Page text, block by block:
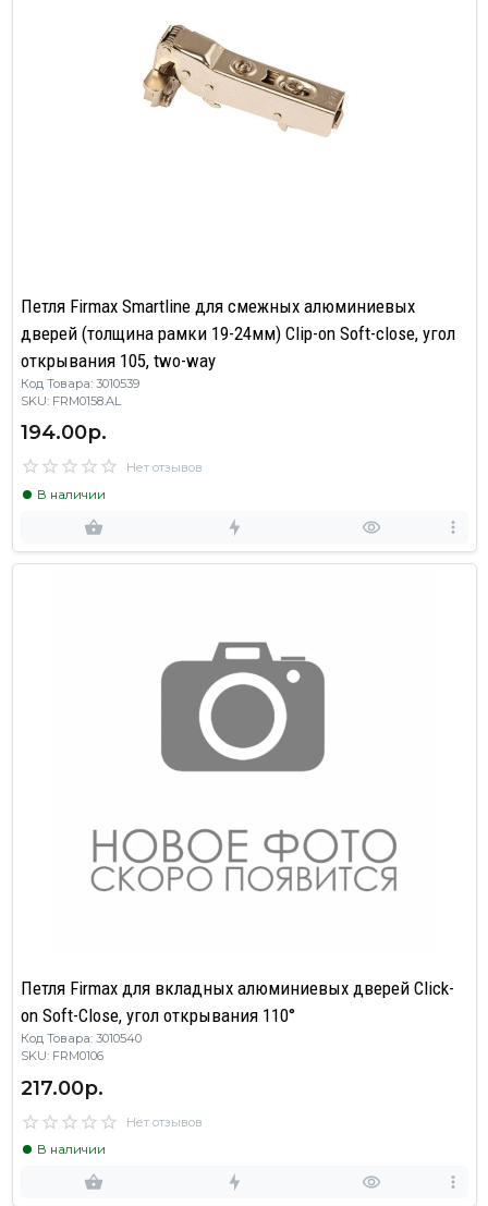
Петля Firmax Smartline для смежных алюминиевых
дверей (толщина рамки 19-24мм) Clip-on Soft-close, угол
открывания 105, two-way
Код Товара: 3010539
SKU: FRM0158.AL
194.00р.
Нет отзывов
В наличии
Петля Firmax для вкладных алюминиевых дверей Click-
on Soft-Close, угол открывания 110°
Код Товара: 3010540
SKU: FRM0106
217.00р.
Нет отзывов
В наличии